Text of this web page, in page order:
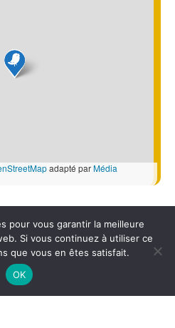
adapté parMédia
• Site conçu et hebergé par
de communication dans
l'Aube.
légales ainsi que toutes les
personnelles récoltées
pour vous garantir la meilleure
Si vous continuez à utiliser ce
que vous en êtes satisfait.
OK